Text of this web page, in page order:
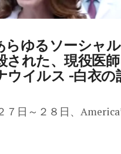
らゆるソーシャ
された、現役医
ウイルス -白衣の
７日～２８日、